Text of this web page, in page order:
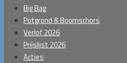
Big Bag
Potgrond & Boomschors
Verlof 2026
Prijslijst 2026
Acties